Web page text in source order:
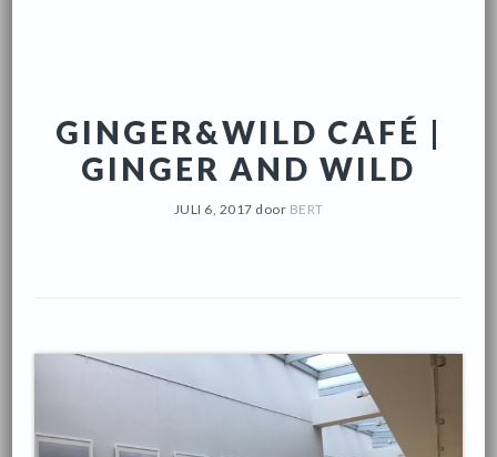
GINGER&WILD CAFÉ |
GINGER AND WILD
JULI 6, 2017 door BERT